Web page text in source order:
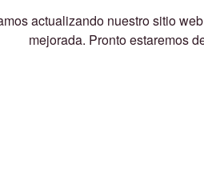
actualizando nuestro sitio
mejorada. Pronto estaremos